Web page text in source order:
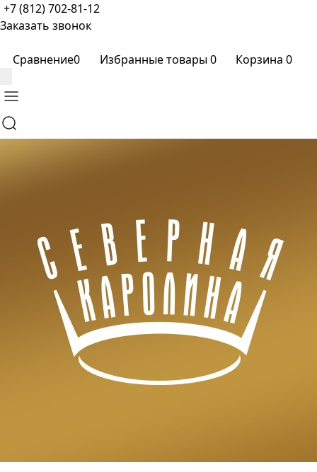
+7 (812) 702-81-12
Заказать звонок
Сравнение0 Избранные товары0 Корзина 0